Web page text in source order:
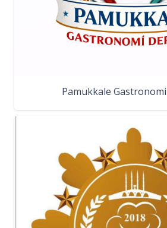
Pamukkale